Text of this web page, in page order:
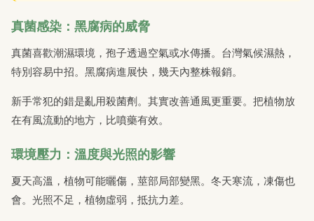
真菌感染：黑腐病的威脅
真菌喜歡潮濕環境，孢子透過空氣或水傳播。台灣氣候濕熱，
特別容易中招。黑腐病進展快，幾天內整株報銷。
新手常犯的錯是亂用殺菌劑。其實改善通風更重要。把植物放
在有風流動的地方，比噴藥有效。
環境壓力：溫度與光照的影響
夏天高溫，植物可能曬傷，莖部局部變黑。冬天寒流，凍傷也
會。光照不足，植物虛弱，抵抗力差。